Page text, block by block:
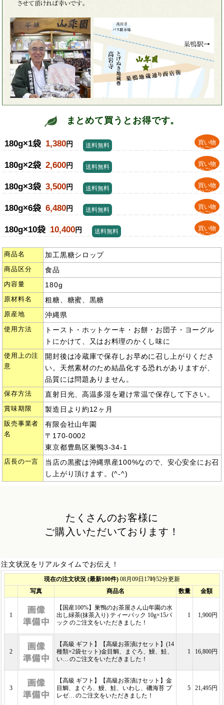
まとめて買うとお得です。
180g×1袋 1,380円
買い物
かごへ
送料無料
180g×2袋 2,600円
買い物
かごへ
送料無料
180g×3袋 3,500円
買い物
かごへ
送料無料
180g×6袋 6,480円
買い物
かごへ
送料無料
180g×10袋 10,400円
買い物
かごへ
送料無料
商品名 加工黒糖シロップ
商品区分 食品
内容量 180g
原材料名 粗糖、糖蜜、黒糖
原産地 沖縄県
使用方法
トースト・ホットケーキ・お餅・お団子・ヨーグル
トにかけて、又はお料理のかくし味に
使用上の注
意
開封後は冷蔵庫で保存しお早めに召し上がりくださ
い。天然素材のため結晶化する恐れがありますが、
品質には問題ありません。
保存方法 直射日光、高温多湿を避け常温で保存して下さい。
賞味期限 製造日より約12ヶ月
販売事業者
名
有限会社山年園
〒170-0002
東京都豊島区巣鴨3-34-1
店長の一言
当店の黒蜜は沖縄県産100%なので、安心安全にお召
し上がり頂けます。(^-^)
たくさんのお客様に
ご購入いただいております！
注文状況をリアルタイムでお伝え！